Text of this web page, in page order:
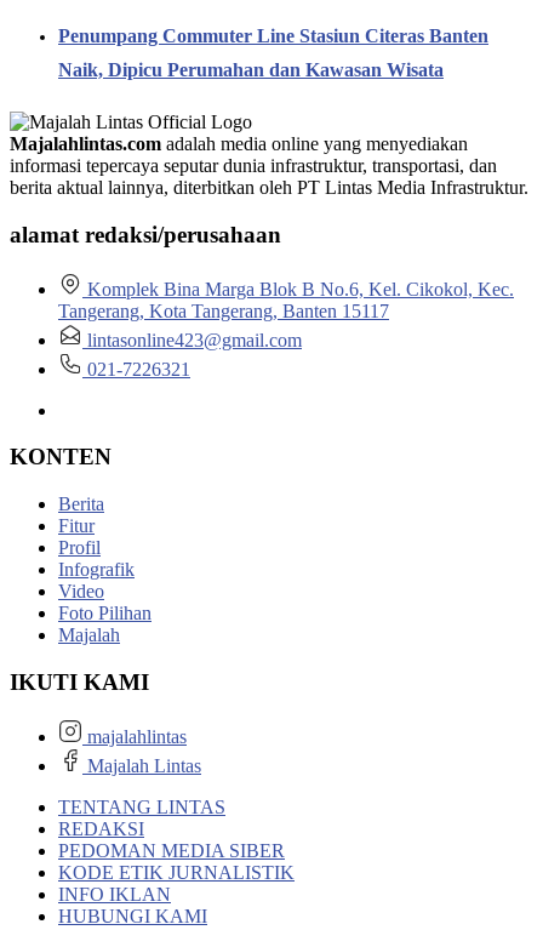
Penumpang Commuter Line Stasiun Citeras Banten
Naik, Dipicu Perumahan dan Kawasan Wisata
Majalahlintas.com adalah media online yang menyediakan
informasi tepercaya seputar dunia infrastruktur, transportasi, dan
berita aktual lainnya, diterbitkan oleh PT Lintas Media Infrastruktur.
alamat redaksi/perusahaan
Komplek Bina Marga Blok B No.6, Kel. Cikokol, Kec.
Tangerang, Kota Tangerang, Banten 15117
lintasonline423@gmail.com
021-7226321
KONTEN
Berita
Fitur
Profil
Infografik
Video
Foto Pilihan
Majalah
IKUTI KAMI
majalahlintas
Majalah Lintas
TENTANG LINTAS
REDAKSI
PEDOMAN MEDIA SIBER
KODE ETIK JURNALISTIK
INFO IKLAN
HUBUNGI KAMI